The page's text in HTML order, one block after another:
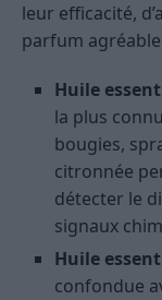
leur efficacité,
parfum
Huile
la plus
bougies,
citronnée
détecter le
signaux
Huile
confondue